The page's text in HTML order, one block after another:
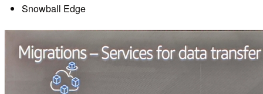
Snowball Edge